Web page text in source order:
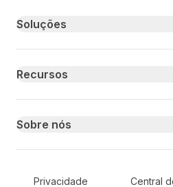
Primary footer navigation
Soluções
Recursos
Sobre nós
Secondary Footer Navigation
Privacidade Central